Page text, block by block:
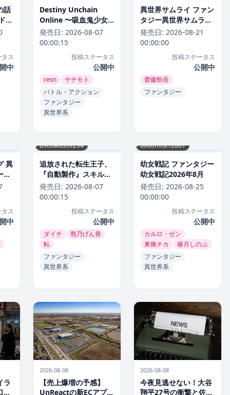
ァ
然
話
ラ
ス
中
Destiny Unchain
Online 〜吸血鬼少女
となって、やがて『赤
の魔王』と呼ばれるよ
ル・アクション
Destiny Unchain
Online 〜吸血鬼少女
となって、やがて『赤
の魔王』と呼ばれるよ
うになりました〜2026
発売日: 2026-08-07
00:00:15
投稿ステータス
公開中
resn
ヤチモト
バトル・アクション
ファンタジー
異世界系
異世界サムライ ファン
タジー異世界サムライ
2026年8月
発売日: 2026-08-21
00:00:00
投稿ステータス
公開中
齋藤勁吾
ファンタジー
異
キ
ス
中
b900alds09294
追放された転生王子、
『自動製作』スキルで
領地を爆速で開拓し最
強の村を作ってしま
ルで始める、楽々領地
開拓スローライフ〜 異
世界系追放された転生
王子、『自動製作』ス
キルで領地を爆速で開
拓し最強の村を作って
フ〜2026年8月
発売日: 2026-08-07
00:00:15
投稿ステータス
公開中
ダイチ
熊乃げん骨
転
ファンタジー
異世界系
b000fhftx12881
幼女戦記 ファンタジー
幼女戦記2026年8月
発売日: 2026-08-25
00:00:00
投稿ステータス
公開中
カルロ・ゼン
東條チカ
篠月しのぶ
ファンタジー
異世界系
ラ
戦
2026-08-08
【売上爆増の予感】
UnReactの新ECアプリ
2026-08-08
今夜見逃せない！大谷
翔平27号の衝撃と佐々